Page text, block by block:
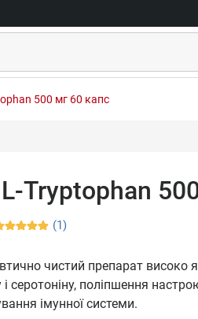
500 мг 60 капс
Tryptophan
(1)
чистий препарат високо
серотоніну, поліпшення настрою
імунної системи.